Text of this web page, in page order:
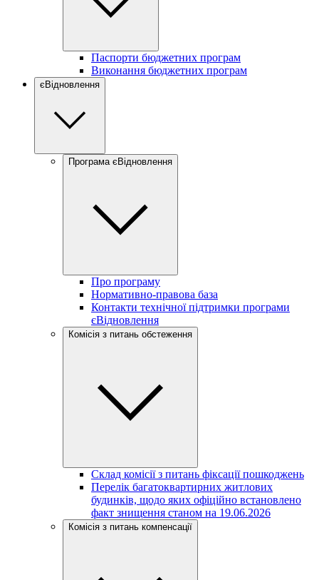
Паспорти бюджетних програм
Виконання бюджетних програм
єВідновлення
Програма єВідновлення
Про програму
Нормативно-правова база
Контакти технічної підтримки програми
єВідновлення
Комісія з питань обстеження
Склад комісії з питань фіксації пошкоджень
Перелік багатоквартирних житлових
будинків, щодо яких офіційно встановлено
факт знищення станом на 19.06.2026
Комісія з питань компенсації